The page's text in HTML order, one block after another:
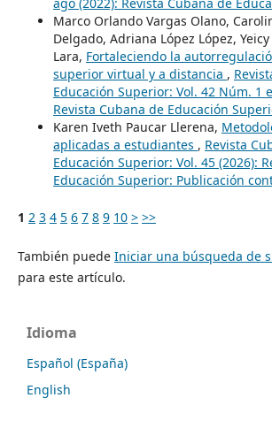
Marco Orlando Vargas Olano,
Delgado, Adriana López López,
Lara, Fortaleciendo la
superior virtual y a distancia ,
Educación Superior: Vol. 42 Núm. 1
Revista Cubana de Educación
Karen Iveth Paucar Llerena,
aplicadas a estudiantes , Revista
Educación Superior: Vol. 45 (2026):
Educación Superior: Publicación
1 2 3 4 5 6 7 8 9 10 > >>
También puede Iniciar una búsqueda de
para este artículo.
Idioma
Español (España)
English